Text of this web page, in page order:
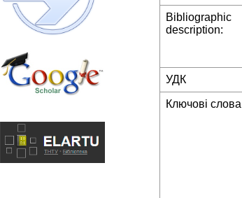
Bibliographic
description:
УДК
Ключові слова